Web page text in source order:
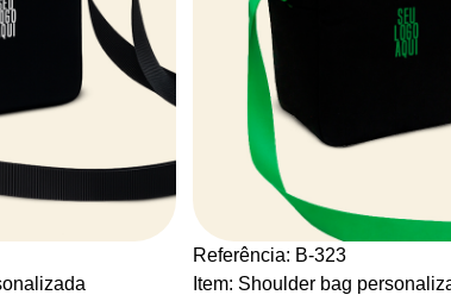
Referência: B-323
Item: Shoulder bag